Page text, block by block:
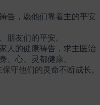
告，愿他们靠着主的平安
朋友们的平安。
人的健康祷告，求主医治
、心、灵都健康。
守他们的灵命不断成长。